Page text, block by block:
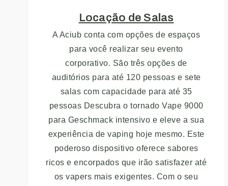
Locação de Salas
A Aciub conta com opções de espaços
para você realizar seu evento
corporativo. São três opções de
auditórios para até 120 pessoas e sete
salas com capacidade para até 35
pessoas Descubra o tornado Vape 9000
para Geschmack intensivo e eleve a sua
experiência de vaping hoje mesmo. Este
poderoso dispositivo oferece sabores
ricos e encorpados que irão satisfazer até
os vapers mais exigentes. Com o seu